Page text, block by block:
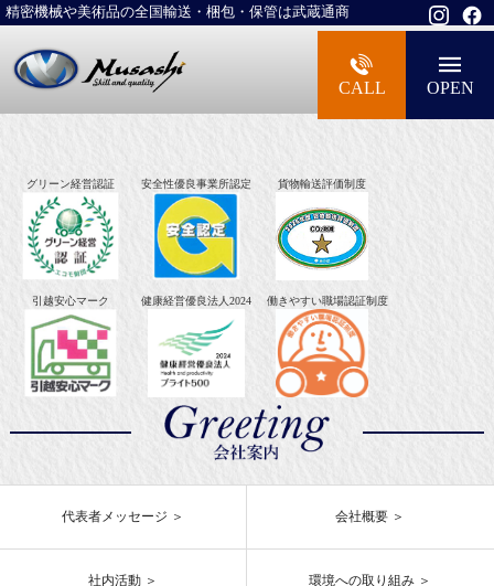
精密機械や美術品の全国輸送・梱包・保管は武蔵通商
大型精密機械・美術品・高級楽器の梱包・
CALL OPEN
グリーン経営認証 安全性優良事業所認定 貨物輸送評価制度
引越安心マーク 健康経営優良法人2024 働きやすい職場認証制度
代表者メッセージ 会社概要
社内活動 環境への取り組み